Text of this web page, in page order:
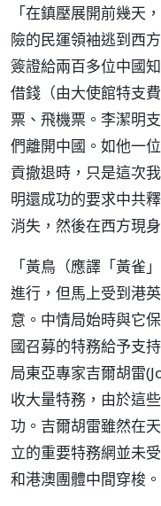
「在鎮壓展開前幾天
險的民運領袖逃到西
簽證給兩百多位中國
借錢（由大使館特支
票、飛機票。李潔明
們離開中國。如他一
貢撤退時，只是這次
明還成功的要求中共
消失，然後在西方現身
「黃鳥（應譯「黃雀
進行，但馬上受到港
意。中情局始時與它
國召募的特務給予支
局東亞專家吉爾胡雷
收大量特務，由於這
功。吉爾胡雷雖然在
立的重要特務網並未
和港澳團體中間穿梭。